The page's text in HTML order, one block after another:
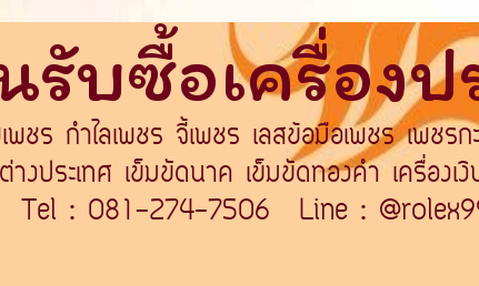
รับซื้อเครื่อง
ชร กำไลเพชร จี้เพชร เลสข้อมือเพชร เพชร
ประเทศ เข็มขัดนาค เข็มขัดทองคำ เครื่อง
Tel : 081-274-7506 Line :